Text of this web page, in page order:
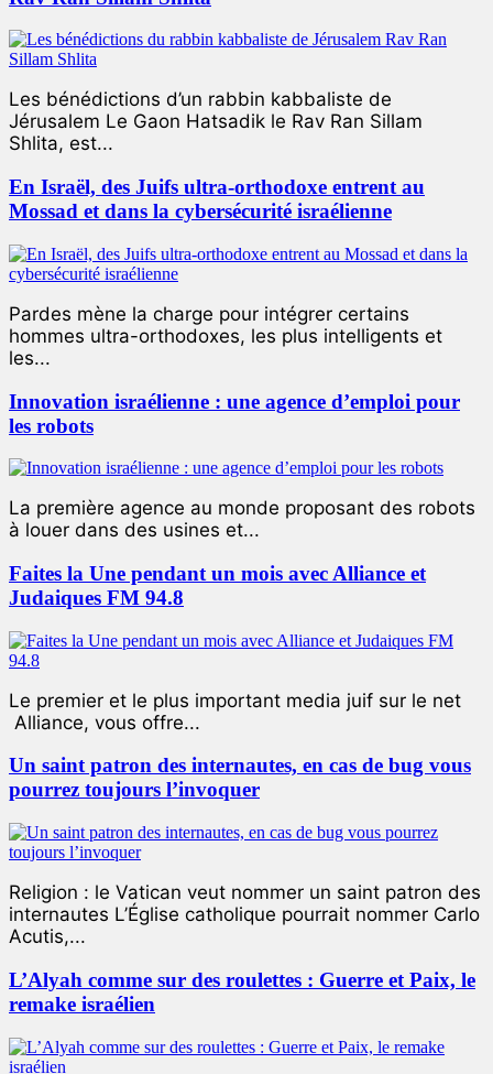
Les bénédictions d’un rabbin kabbaliste de
Jérusalem Le Gaon Hatsadik le Rav Ran Sillam
Shlita, est...
En Israël, des Juifs ultra-orthodoxe entrent au
Mossad et dans la cybersécurité israélienne
Pardes mène la charge pour intégrer certains
hommes ultra-orthodoxes, les plus intelligents et
les...
Innovation israélienne : une agence d’emploi pour
les robots
La première agence au monde proposant des robots
à louer dans des usines et...
Faites la Une pendant un mois avec Alliance et
Judaiques FM 94.8
Le premier et le plus important media juif sur le net
Alliance, vous offre...
Un saint patron des internautes, en cas de bug vous
pourrez toujours l’invoquer
Religion : le Vatican veut nommer un saint patron des
internautes L’Église catholique pourrait nommer Carlo
Acutis,...
L’Alyah comme sur des roulettes : Guerre et Paix, le
remake israélien